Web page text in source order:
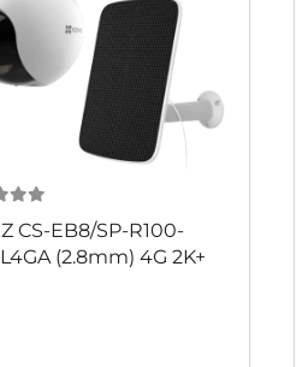
CS-EB8/SP-R100-
(2.8mm) 4G 2K+